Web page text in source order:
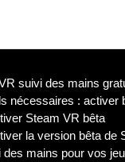
suivi des mains
nécessaires : activer
Steam VR bêta
la version bêta de
mains pour vos